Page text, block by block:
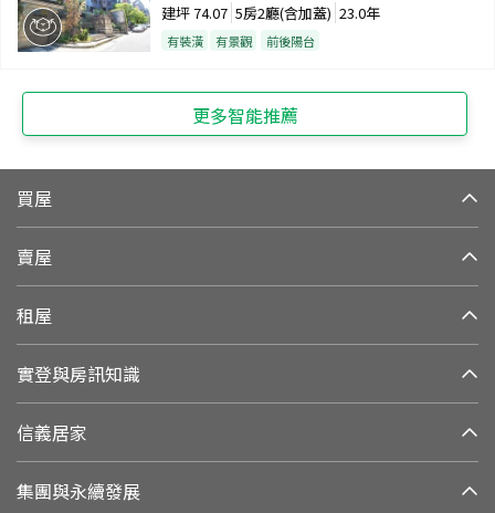
建坪74.07 5房2廳(含加蓋) 23.0年
有裝潢 有景觀 前後陽台
更多智能推薦
買屋
賣屋
租屋
實登與房訊知識
信義居家
集團與永續發展